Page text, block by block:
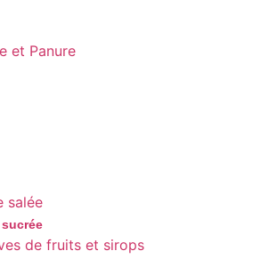
et Panure
salée
de fruits et sirops